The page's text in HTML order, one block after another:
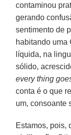
contaminou
gerando
sentimento de
habitando uma
líquida, na
sólido,
every thing
conta é o que
um, consoante
Estamos, pois,